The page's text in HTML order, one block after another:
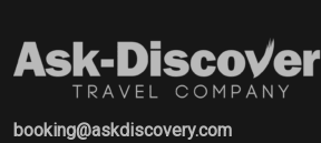
booking@askdiscovery.com